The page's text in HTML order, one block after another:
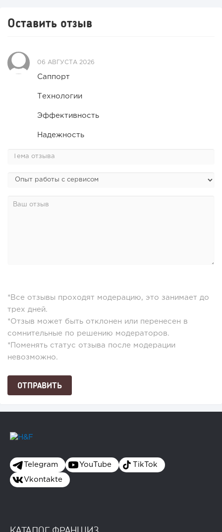
Оставить отзыв
06 АВГУСТА 2026
Саппорт
Технологии
Эффективность
Надежность
*Все отзывы проходят модерацию, это занимает до
трех дней.
*Отзыв может быть отклонен или перенесен в
сомнительные по решению модераторов.
*Поменять статус отзыва после модерации
невозможно.
Telegram YouTube TikTok
Vkontakte